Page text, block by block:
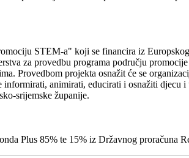
STEM-a" koji se financira iz
za provedbu programa području
Provedbom projekta osnažit će se
animirati, educirati i osnažiti djecu
srijemske županije.
Plus 85% te 15% iz Državnog proračuna